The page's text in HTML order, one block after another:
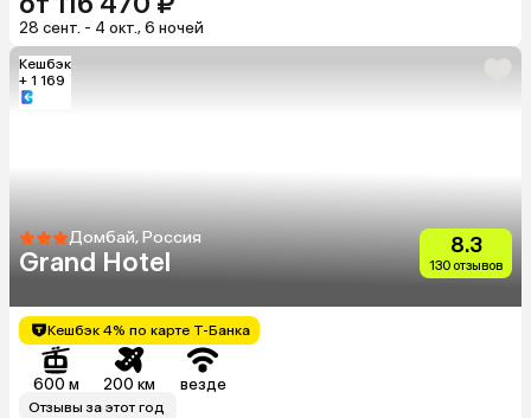
28 сент. - 4 окт., 6 ночей
Кешбэк
+ 1 169
Домбай, Россия
Grand Hotel
8.3
130 отзывов
Кешбэк 4% по карте Т-Банка
600 м 200 км везде
Отзывы за этот год